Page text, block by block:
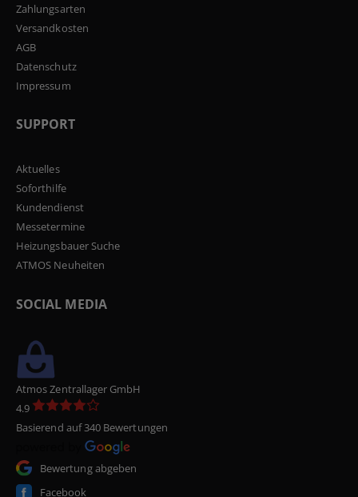
Zahlungsarten
Versandkosten
AGB
Datenschutz
Impressum
SUPPORT
Aktuelles
Soforthilfe
Kundendienst
Messetermine
Heizungsbauer Suche
ATMOS Neuheiten
SOCIAL MEDIA
Atmos Zentrallager GmbH
4.9
Basierend auf 340 Bewertungen
Bewertung abgeben
Facebook